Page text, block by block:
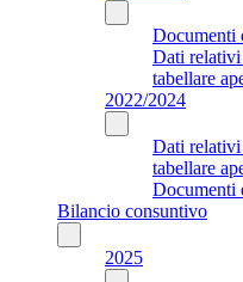
Documenti
Dati relativi
tabellare
2022/2024
Dati relativi
tabellare
Documenti
Bilancio consuntivo
2025